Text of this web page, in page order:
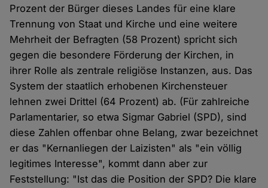
Prozent der Bürger dieses Landes für eine klare
Trennung von Staat und Kirche und eine weitere
Mehrheit der Befragten (58 Prozent) spricht sich
gegen die besondere Förderung der Kirchen, in
ihrer Rolle als zentrale religiöse Instanzen, aus. Das
System der staatlich erhobenen Kirchensteuer
lehnen zwei Drittel (64 Prozent) ab. (Für zahlreiche
Parlamentarier, so etwa Sigmar Gabriel (SPD), sind
diese Zahlen offenbar ohne Belang, zwar bezeichnet
er das "Kernanliegen der Laizisten" als "ein völlig
legitimes Interesse", kommt dann aber zur
Feststellung: "Ist das die Position der SPD? Die klare